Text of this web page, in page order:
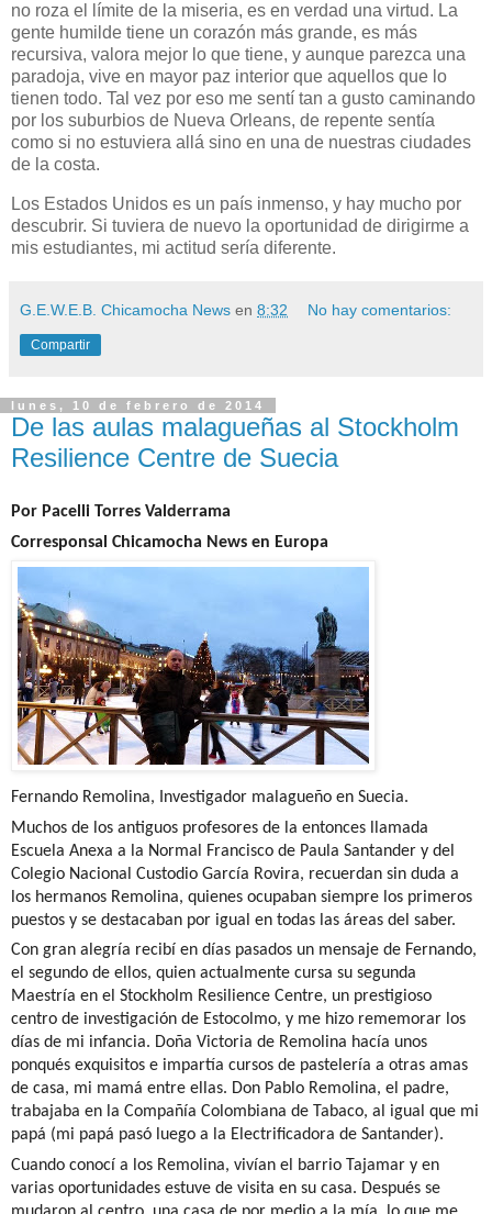
no roza el límite de la miseria, es en verdad una virtud. La
gente humilde tiene un corazón más grande, es más
recursiva, valora mejor lo que tiene, y aunque parezca una
paradoja, vive en mayor paz interior que aquellos que lo
tienen todo. Tal vez por eso me sentí tan a gusto caminando
por los suburbios de Nueva Orleans, de repente sentía
como si no estuviera allá sino en una de nuestras ciudades
de la costa.
Los Estados Unidos es un país inmenso, y hay mucho por
descubrir. Si tuviera de nuevo la oportunidad de dirigirme a
mis estudiantes, mi actitud sería diferente.
G.E.W.E.B. Chicamocha News en 8:32 No hay comentarios:
Compartir
lunes, 10 de febrero de 2014
De las aulas malagueñas al Stockholm
Resilience Centre de Suecia
Por Pacelli Torres Valderrama
Corresponsal Chicamocha News en Europa
Fernando Remolina, Investigador malagueño en Suecia.
Muchos de los antiguos profesores de la entonces llamada
Escuela Anexa a la Normal Francisco de Paula Santander y del
Colegio Nacional Custodio García Rovira, recuerdan sin duda a
los hermanos Remolina, quienes ocupaban siempre los primeros
puestos y se destacaban por igual en todas las áreas del saber.
Con gran alegría recibí en días pasados un mensaje de Fernando,
el segundo de ellos, quien actualmente cursa su segunda
Maestría en el Stockholm Resilience Centre, un prestigioso
centro de investigación de Estocolmo, y me hizo rememorar los
días de mi infancia. Doña Victoria de Remolina hacía unos
ponqués exquisitos e impartía cursos de pastelería a otras amas
de casa, mi mamá entre ellas. Don Pablo Remolina, el padre,
trabajaba en la Compañía Colombiana de Tabaco, al igual que mi
papá (mi papá pasó luego a la Electrificadora de Santander).
Cuando conocí a los Remolina, vivían el barrio Tajamar y en
varias oportunidades estuve de visita en su casa. Después se